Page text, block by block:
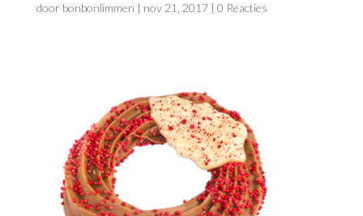
door bonbonlimmen | nov 21, 2017| 0 Reacties